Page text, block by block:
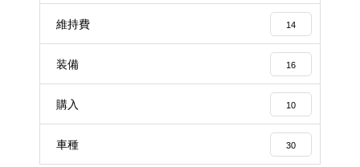
維持費 14
装備 16
購入 10
車種 30